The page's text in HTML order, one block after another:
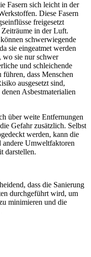
Fasern sich leicht in der
Diese Fasern
freigesetzt
in der Luft.
schwerwiegende
sie eingeatmet werden
wo sie nur schwer
und schleichende
dass Menschen
ausgesetzt sind,
Asbestmaterialien
über weite Entfernungen
Gefahr zusätzlich. Selbst
werden, kann die
andere Umweltfaktoren
darstellen.
dass die Sanierung
durchgeführt wird, um
minimieren und die